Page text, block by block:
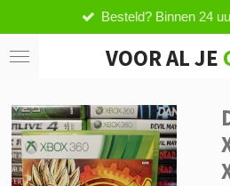
direct
naar
VOOR AL JE
Besteld? Binnen 24 uur verzonden.